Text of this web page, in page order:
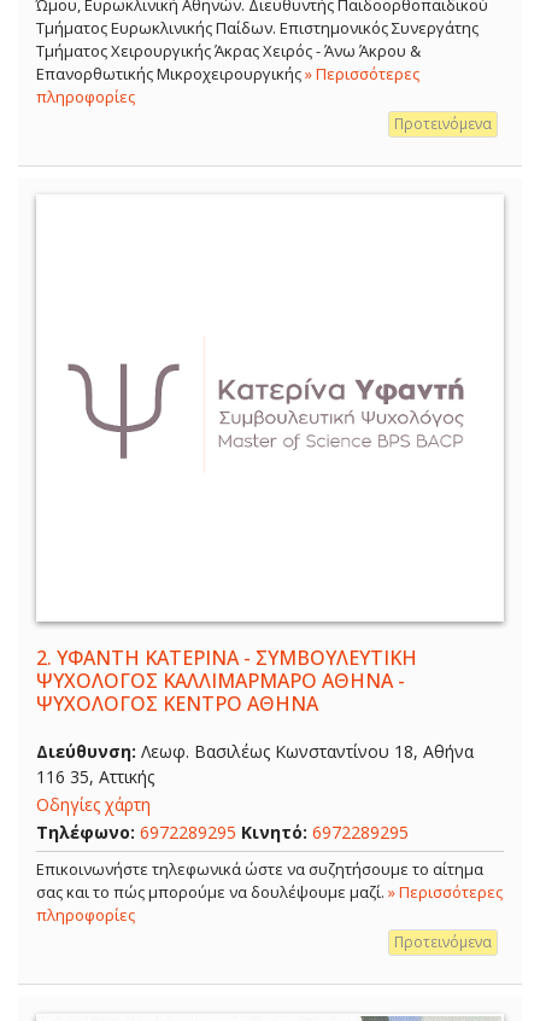
Ώμου, Ευρωκλινική Αθηνών. Διευθυντής Παιδοορθοπαιδικού
Τμήματος Ευρωκλινικής Παίδων. Επιστημονικός Συνεργάτης
Τμήματος Χειρουργικής Άκρας Χειρός - Άνω Άκρου &
Επανορθωτικής Μικροχειρουργικής» Περισσότερες
πληροφορίες
Προτεινόμενα
2. ΥΦΑΝΤΗ ΚΑΤΕΡΙΝΑ - ΣΥΜΒΟΥΛΕΥΤΙΚΗ
ΨΥΧΟΛΟΓΟΣ ΚΑΛΛΙΜΑΡΜΑΡΟ ΑΘΗΝΑ -
ΨΥΧΟΛΟΓΟΣ ΚΕΝΤΡΟ ΑΘΗΝΑ
Διεύθυνση: Λεωφ. Βασιλέως Κωνσταντίνου 18, Αθήνα
116 35, Αττικής
Οδηγίες χάρτη
Τηλέφωνο: 6972289295 Κινητό: 6972289295
Επικοινωνήστε τηλεφωνικά ώστε να συζητήσουμε το αίτημα
σας και το πώς μπορούμε να δουλέψουμε μαζί. » Περισσότερες
πληροφορίες
Προτεινόμενα